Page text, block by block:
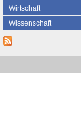
Wirtschaft
Wissenschaft